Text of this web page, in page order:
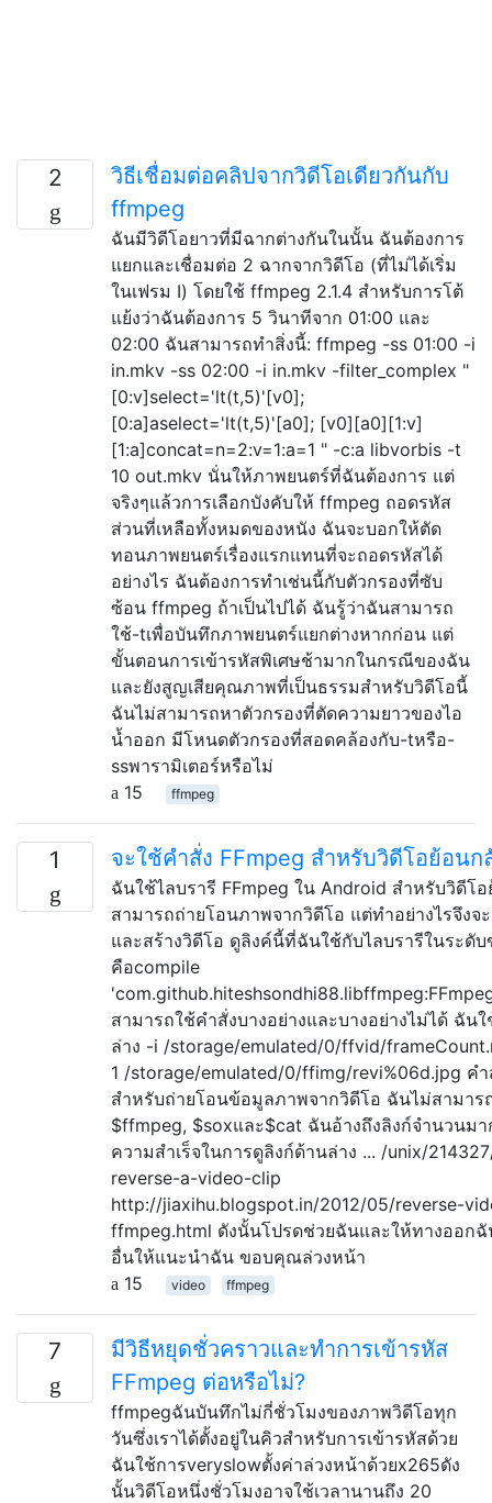
2
วิธีเชื่อมต่อคลิปจากวิดีโอเดียวกันกับ
ffmpeg
ฉันมีวิดีโอยาวที่มีฉากต่างกันในนั้น ฉันต้องการ
แยกและเชื่อมต่อ 2 ฉากจากวิดีโอ (ที่ไม่ได้เริ่ม
ในเฟรม I) โดยใช้ ffmpeg 2.1.4 สำหรับการโต้
แย้งว่าฉันต้องการ 5 วินาทีจาก 01:00 และ
02:00 ฉันสามารถทำสิ่งนี้: ffmpeg -ss 01:00 -i
in.mkv -ss 02:00 -i in.mkv -filter_complex "
[0:v]select='lt(t,5)'[v0];
[0:a]aselect='lt(t,5)'[a0]; [v0][a0][1:v]
[1:a]concat=n=2:v=1:a=1 " -c:a libvorbis -t
10 out.mkv นั่นให้ภาพยนตร์ที่ฉันต้องการ แต่
จริงๆแล้วการเลือกบังคับให้ ffmpeg ถอดรหัส
ส่วนที่เหลือทั้งหมดของหนัง ฉันจะบอกให้ตัด
ทอนภาพยนตร์เรื่องแรกแทนที่จะถอดรหัสได้
อย่างไร ฉันต้องการทำเช่นนี้กับตัวกรองที่ซับ
ซ้อน ffmpeg ถ้าเป็นไปได้ ฉันรู้ว่าฉันสามารถ
ใช้-tเพื่อบันทึกภาพยนตร์แยกต่างหากก่อน แต่
ขั้นตอนการเข้ารหัสพิเศษช้ามากในกรณีของฉัน
และยังสูญเสียคุณภาพที่เป็นธรรมสำหรับวิดีโอนี้
ฉันไม่สามารถหาตัวกรองที่ตัดความยาวของไอ
น้ำออก มีโหนดตัวกรองที่สอดคล้องกับ-tหรือ-
ssพารามิเตอร์หรือไม่
15
ffmpeg
1 จะใช้คำสั่ง FFmpeg สำหรับวิดีโอย้อนก
ฉันใช้ไลบรารี FFmpeg ใน Android สำหรับวิดีโ
สามารถถ่ายโอนภาพจากวิดีโอ แต่ทำอย่างไรจึง
และสร้างวิดีโอ ดูลิงค์นี้ที่ฉันใช้กับไลบรารีในระดั
คือcompile
สามารถใช้คำสั่งบางอย่างและบางอย่างไม่ได้ ฉัน
ล่าง -i /storage/emulated/0/ffvid/
1 /storage/emulated/0/ffimg/revi%06d.jpg คำ
สำหรับถ่ายโอนข้อมูลภาพจากวิดีโอ ฉันไม่สามาร
$ffmpeg, $soxและ$cat ฉันอ้างถึงลิงก์จำนวนม
ความสำเร็จในการดูลิงก์ด้านล่าง ... /unix/
reverse-a-video-clip
http://jiaxihu.blogspot.in/2012/05/reverse-
ffmpeg.html ดังนั้นโปรดช่วยฉันและให้ทางออก
อื่นให้แนะนำฉัน ขอบคุณล่วงหน้า
15
video ffmpeg
7
มีวิธีหยุดชั่วคราวและทำการเข้ารหัส
FFmpeg ต่อหรือไม่?
ffmpegฉันบันทึกไม่กี่ชั่วโมงของภาพวิดีโอทุก
วันซึ่งเราได้ตั้งอยู่ในคิวสำหรับการเข้ารหัสด้วย
ฉันใช้การveryslowตั้งค่าล่วงหน้าด้วยx265ดัง
นั้นวิดีโอหนึ่งชั่วโมงอาจใช้เวลานานถึง 20